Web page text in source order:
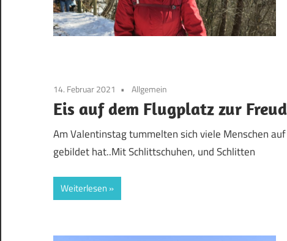
14. Februar 2021 Allgemein
Eis auf dem Flugplatz zur
Am Valentinstag tummelten sich viele Menschen
gebildet hat..Mit Schlittschuhen, und Schlitten
Weiterlesen